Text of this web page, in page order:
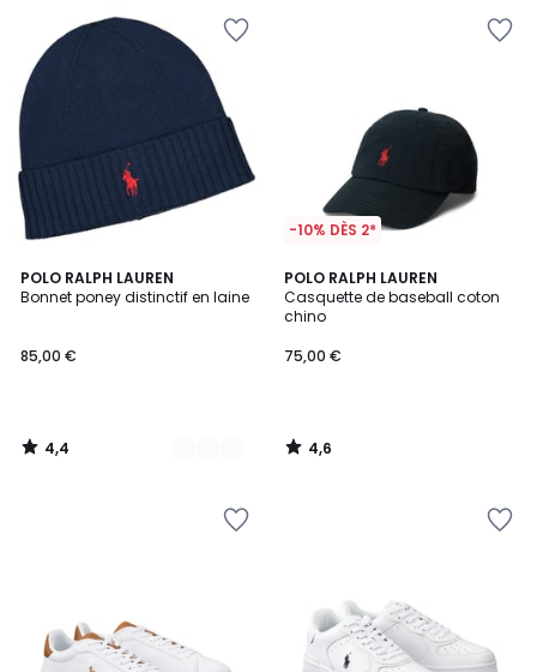
POLO RALPH LAUREN
Bonnet poney distinctif en laine
85,00 €
4,4
/ 5
2
Couleurs
4,4
/
-10% DÈS 2*
POLO RALPH LAUREN
Casquette de baseball coton
chino
75,00 €
4,6
/ 5
4,6
/